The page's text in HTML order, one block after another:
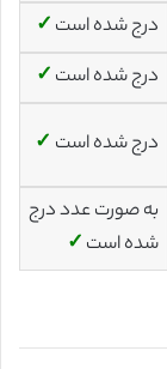
درج شده است ✓
درج شده است ✓
درج شده است ✓
به صورت عدد درج
شده است ✓